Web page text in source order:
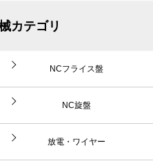
カテゴリ
NCフライス盤
NC旋盤
放電・ワイヤー